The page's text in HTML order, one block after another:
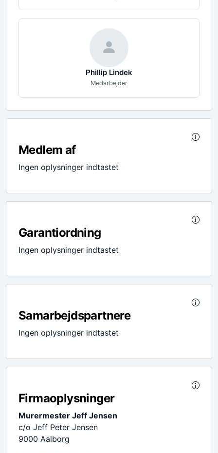
Phillip Lindek
Medarbejder
Medlem af
Ingen oplysninger indtastet
Garantiordning
Ingen oplysninger indtastet
Samarbejdspartnere
Ingen oplysninger indtastet
Firmaoplysninger
Murermester Jeff Jensen
c/o Jeff Peter Jensen
9000 Aalborg